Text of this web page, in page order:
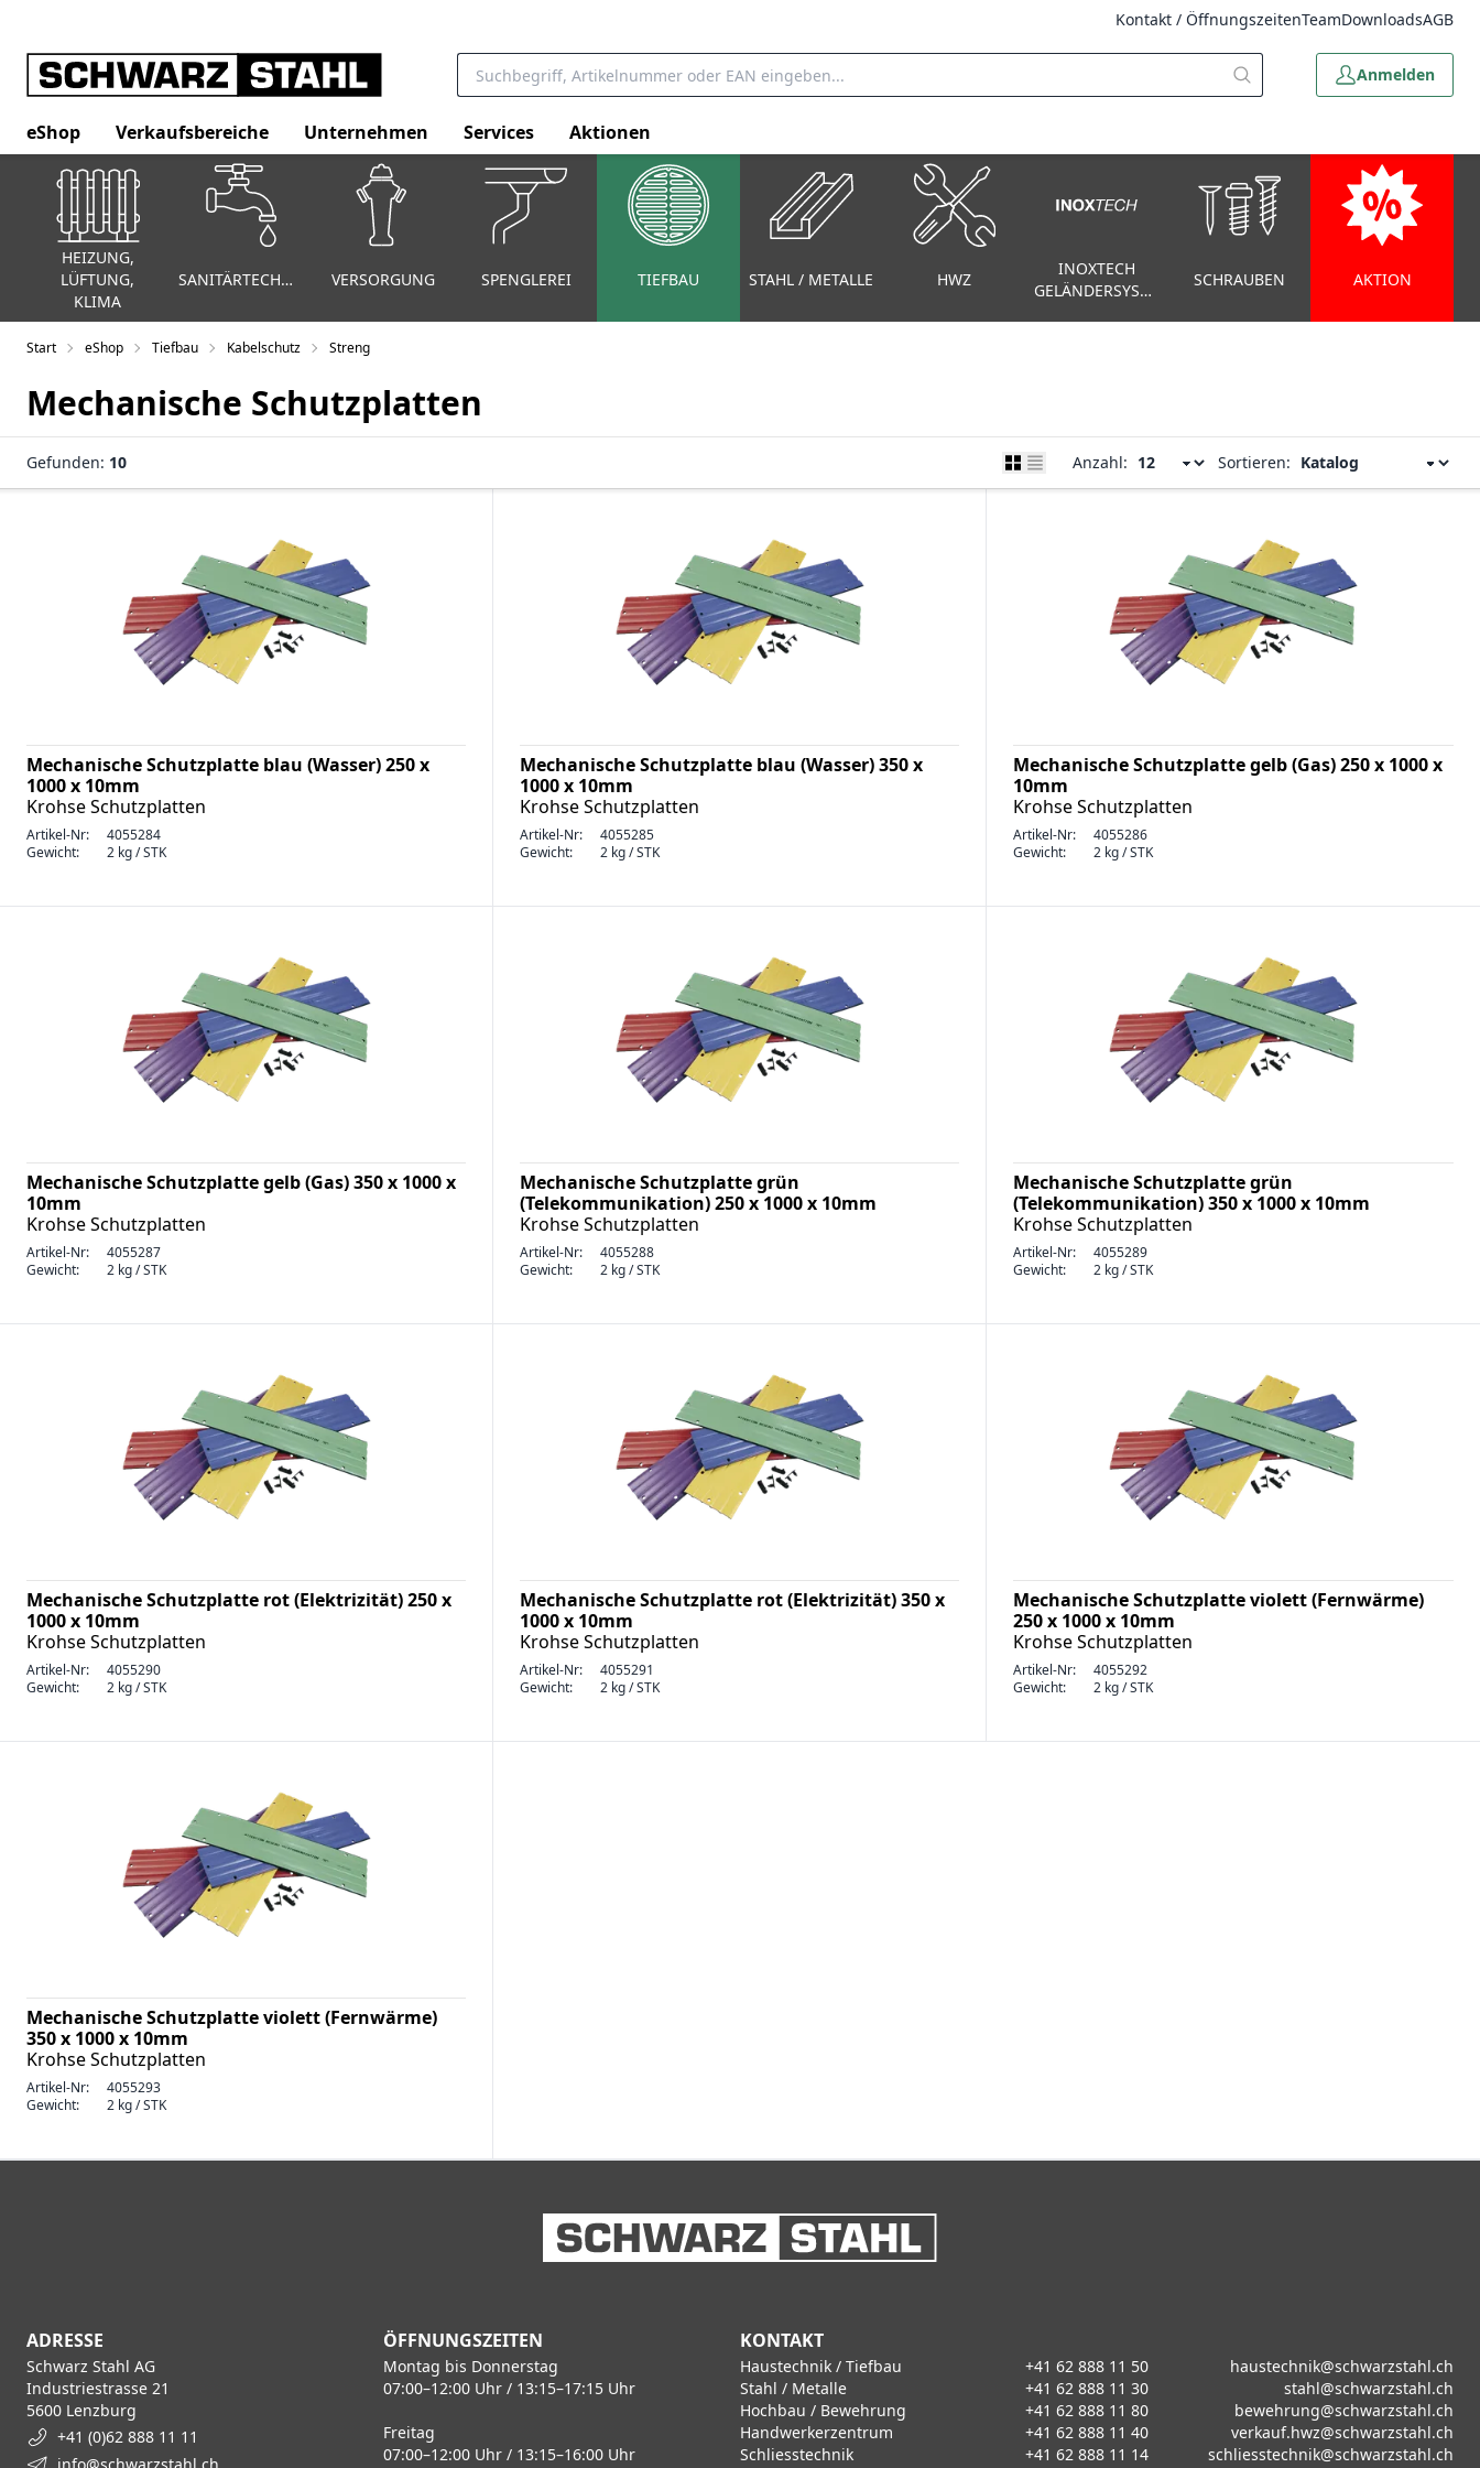
Kontakt / ÖffnungszeitenTeamDownloadsAGB
Anmelden
eShop Verkaufsbereiche Unternehmen Services Aktionen
HEIZUNG,
LÜFTUNG,
KLIMA
SANITÄRTECHNIK VERSORGUNG SPENGLEREI TIEFBAU STAHL / METALLE HWZ
INOXTECH
GELÄNDERSYSTEM
SCHRAUBEN AKTION
Start eShop Tiefbau Kabelschutz Streng
Mechanische Schutzplatten
Gefunden: 10 Anzahl: Sortieren:
Mechanische Schutzplatte blau (Wasser) 250 x
1000 x 10mm
Krohse Schutzplatten
Artikel-Nr:
4055284
Gewicht:
2 kg / STK
Mechanische Schutzplatte blau (Wasser) 350 x
1000 x 10mm
Krohse Schutzplatten
Artikel-Nr:
4055285
Gewicht:
2 kg / STK
Mechanische Schutzplatte gelb (Gas) 250 x 1000 x
10mm
Krohse Schutzplatten
Artikel-Nr:
4055286
Gewicht:
2 kg / STK
Mechanische Schutzplatte gelb (Gas) 350 x 1000 x
10mm
Krohse Schutzplatten
Artikel-Nr:
4055287
Gewicht:
2 kg / STK
Mechanische Schutzplatte grün
(Telekommunikation) 250 x 1000 x 10mm
Krohse Schutzplatten
Artikel-Nr:
4055288
Gewicht:
2 kg / STK
Mechanische Schutzplatte grün
(Telekommunikation) 350 x 1000 x 10mm
Krohse Schutzplatten
Artikel-Nr:
4055289
Gewicht:
2 kg / STK
Mechanische Schutzplatte rot (Elektrizität) 250 x
1000 x 10mm
Krohse Schutzplatten
Artikel-Nr:
4055290
Gewicht:
2 kg / STK
Mechanische Schutzplatte rot (Elektrizität) 350 x
1000 x 10mm
Krohse Schutzplatten
Artikel-Nr:
4055291
Gewicht:
2 kg / STK
Mechanische Schutzplatte violett (Fernwärme)
250 x 1000 x 10mm
Krohse Schutzplatten
Artikel-Nr:
4055292
Gewicht:
2 kg / STK
Mechanische Schutzplatte violett (Fernwärme)
350 x 1000 x 10mm
Krohse Schutzplatten
Artikel-Nr:
4055293
Gewicht:
2 kg / STK
ADRESSE
Schwarz Stahl AG
Industriestrasse 21
5600 Lenzburg
+41 (0)62 888 11 11
ÖFFNUNGSZEITEN
Montag bis Donnerstag
07:00–12:00 Uhr / 13:15–17:15 Uhr
Freitag
07:00–12:00 Uhr / 13:15–16:00 Uhr
KONTAKT
Haustechnik / Tiefbau +41 62 888 11 50
haustechnik@schwarzstahl.ch
Stahl / Metalle
+41 62 888 11 30
stahl@schwarzstahl.ch
Hochbau / Bewehrung
+41 62 888 11 80
bewehrung@schwarzstahl.ch
Handwerkerzentrum
+41 62 888 11 40
verkauf.hwz@schwarzstahl.ch
Schliesstechnik
+41 62 888 11 14 schliesstechnik@schwarzstahl.ch